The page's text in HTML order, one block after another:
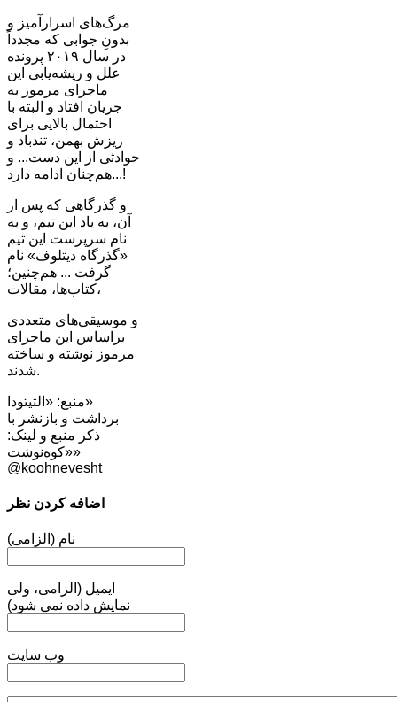
مرگ‌های اسرارآمیز و
بدونِ جوابی که مجدداً
در سال ۲۰۱۹ پرونده
علل‌ و ریشه‌یابی این
ماجرای مرموز به
جریان افتاد و البته با
احتمال بالایی برای
ریزش بهمن، تندباد و
حوادثی از این دست... و
هم‌چنان ادامه دارد...!
و گذرگاهی که پس از
آن، به یاد این تیم، و به
نام سرپرست این تیم
«گذرگاه دیتلوف» نام
گرفت ... هم‌چنین؛
کتاب‌ها، مقالات،
و موسیقی‌های متعددی
براساس این ماجرای
مرموز نوشته و ساخته
شدند.
منبع: «التیتودا»
برداشت و بازنشر با
ذکر منبع و لینک:
«کوه‌نوشت»
@koohnevesht
اضافه کردن نظر
نام (الزامی)
ایمیل (الزامی، ولی
نمایش داده نمی شود)
وب سایت